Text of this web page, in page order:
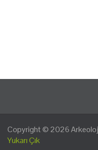
Copyright © 2026
Yukarı Çık